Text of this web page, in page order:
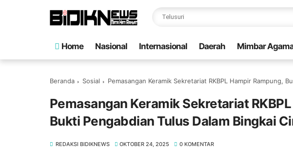
Home Nasional Internasional Daerah Mimbar
Beranda Sosial Pemasangan Keramik Sekretariat RKBPL Hampir Rampung,
Pemasangan Keramik Sekretariat
Bukti Pengabdian Tulus Dalam Bingkai
REDAKSI BIDIKNEWS OKTOBER 24, 2025 0 KOMENTAR